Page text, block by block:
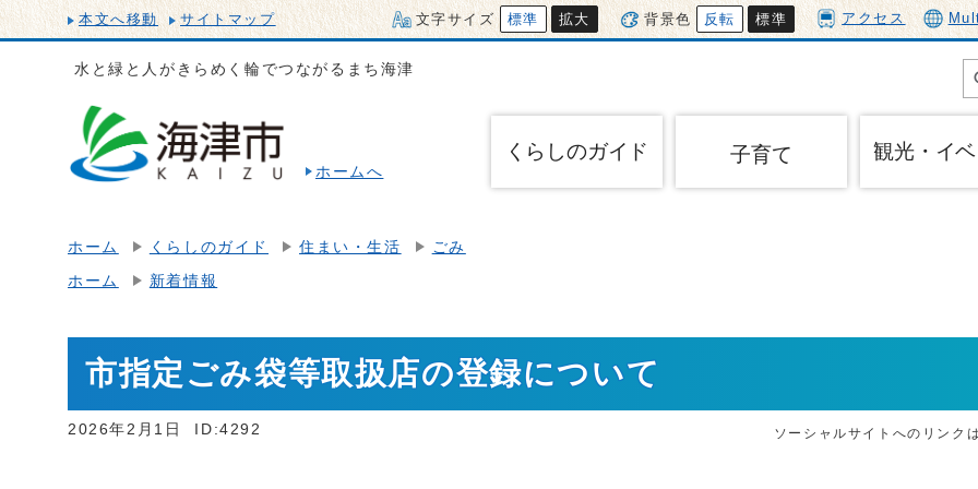
本文へ移動 サイトマップ 文字サイズ 標準 拡大 背景色 反転 標準 アクセス
水と緑と人がきらめく輪でつながるまち海津
ホームへ
くらしのガイド 子育て 観光・イ
ホーム くらしのガイド 住まい・生活 ごみ
ホーム 新着情報
市指定ごみ袋等取扱店の登録について
2026年2月1日 ID:4292 ソーシャルサイトへのリンク